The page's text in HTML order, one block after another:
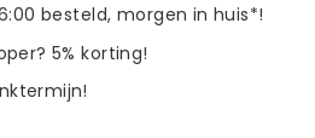
besteld, morgen in huis*!
5% korting!